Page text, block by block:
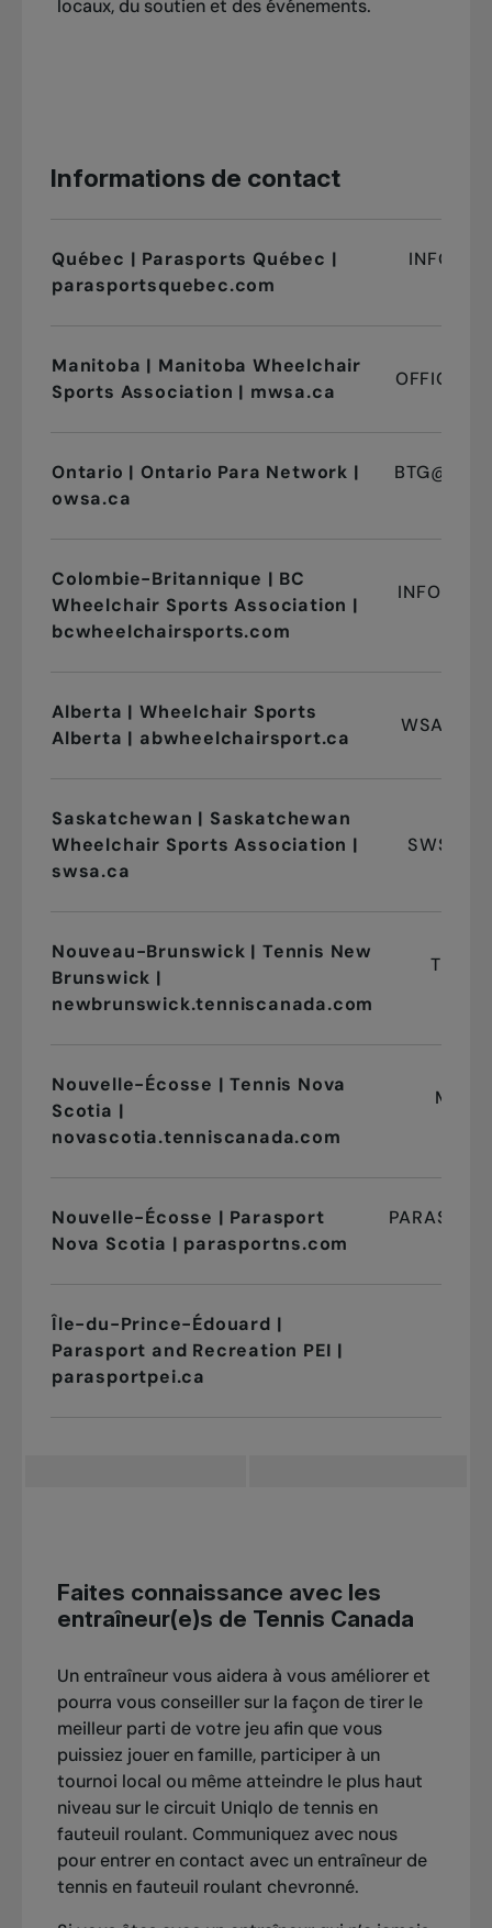
locaux, du soutien et des événements.
Informations de contact
Québec | Parasports Québec |
parasportsquebec.com
Manitoba | Manitoba Wheelchair
Sports Association | mwsa.ca
Ontario | Ontario Para Network |
owsa.ca
Colombie-Britannique | BC
Wheelchair Sports Association |
bcwheelchairsports.com
Alberta | Wheelchair Sports
Alberta | abwheelchairsport.ca
Saskatchewan | Saskatchewan
Wheelchair Sports Association |
swsa.ca
Nouveau-Brunswick | Tennis New
Brunswick |
newbrunswick.tenniscanada.com
Nouvelle-Écosse | Tennis Nova
Scotia |
novascotia.tenniscanada.com
Nouvelle-Écosse | Parasport
Nova Scotia | parasportns.com
Île-du-Prince-Édouard |
Parasport and Recreation PEI |
parasportpei.ca
Faites connaissance avec les
entraîneur(e)s de Tennis Canada
Un entraîneur vous aidera à vous améliorer et
pourra vous conseiller sur la façon de tirer le
meilleur parti de votre jeu afin que vous
puissiez jouer en famille, participer à un
tournoi local ou même atteindre le plus haut
niveau sur le circuit Uniqlo de tennis en
fauteuil roulant. Communiquez avec nous
pour entrer en contact avec un entraîneur de
tennis en fauteuil roulant chevronné.